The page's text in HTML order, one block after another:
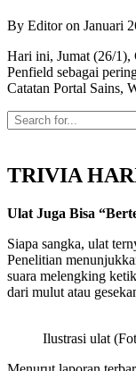
By Editor on Januari
Hari ini, Jumat (26/1),
Penfield sebagai
Catatan Portal Sains,
TRIVIA
Ulat Juga Bisa
Siapa sangka, ulat
Penelitian
suara melengking
dari mulut atau
Ilustrasi ulat